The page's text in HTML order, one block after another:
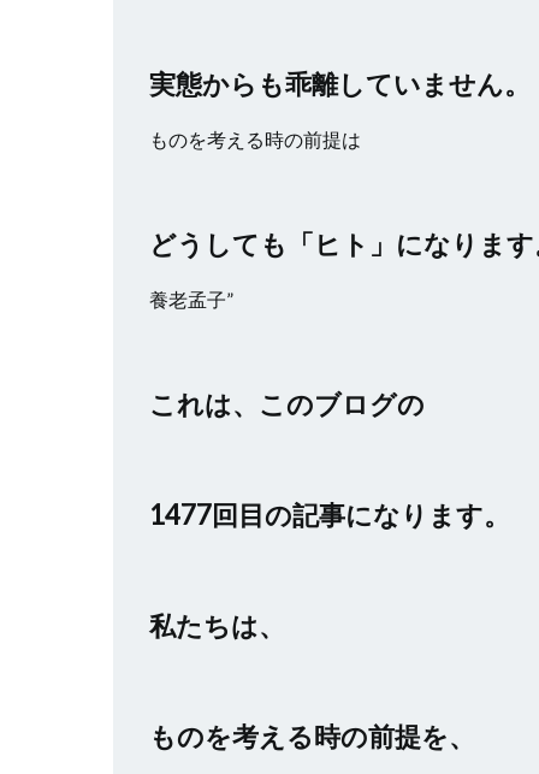
実態からも乖離していません。
ものを考える時の前提は
どうしても「ヒト」になりま
養老孟子”
これは、このブログの
1477回目の記事になります。
私たちは、
ものを考える時の前提を、